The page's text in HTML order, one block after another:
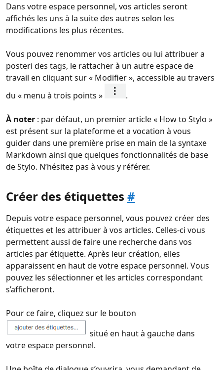
Dans votre espace personnel, vos articles seront
affichés les uns à la suite des autres selon les
modifications les plus récentes.
Vous pouvez renommer vos articles ou lui attribuer a
posteri des tags, le rattacher à un autre espace de
travail en cliquant sur « Modifier », accessible au travers
du « menu à trois points »
.
À noter : par défaut, un premier article « How to Stylo »
est présent sur la plateforme et a vocation à vous
guider dans une première prise en main de la syntaxe
Markdown ainsi que quelques fonctionnalités de base
de Stylo. N’hésitez pas à vous y référer.
Créer des étiquettes #
Depuis votre espace personnel, vous pouvez créer des
étiquettes et les attribuer à vos articles. Celles-ci vous
permettent aussi de faire une recherche dans vos
articles par étiquette. Après leur création, elles
apparaissent en haut de votre espace personnel. Vous
pouvez les sélectionner et les articles correspondant
s’afficheront.
Pour ce faire, cliquez sur le bouton
situé en haut à gauche dans
votre espace personnel.